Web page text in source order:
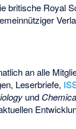
britische Royal
an alle
Leserbriefe,
und